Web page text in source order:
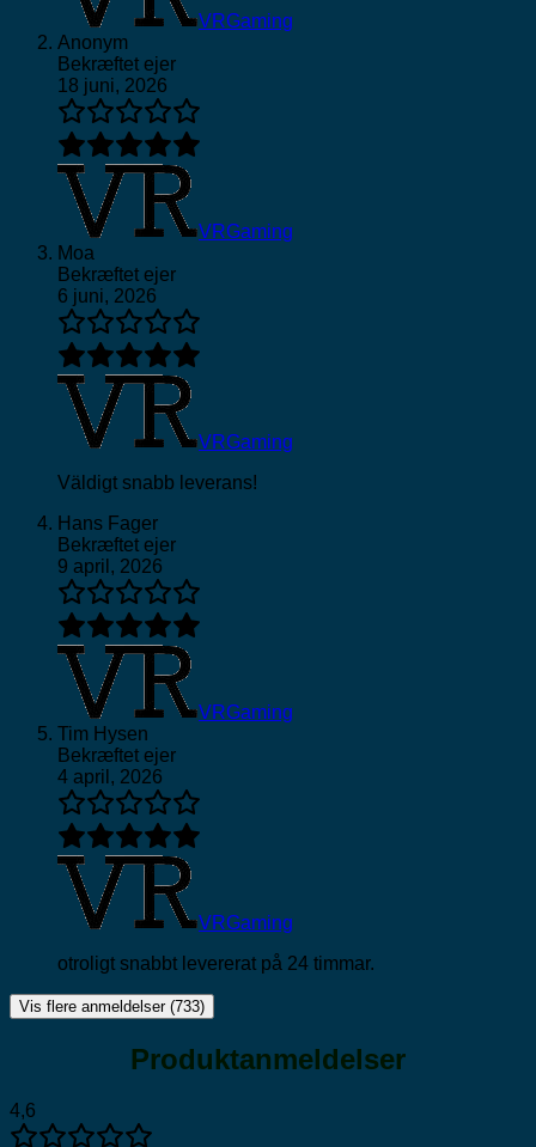
VRGaming
Anonym
Bekræftet ejer
18 juni, 2026
VRGaming
Moa
Bekræftet ejer
6 juni, 2026
VRGaming
Väldigt snabb leverans!
Hans Fager
Bekræftet ejer
9 april, 2026
VRGaming
Tim Hysen
Bekræftet ejer
4 april, 2026
VRGaming
otroligt snabbt levererat på 24 timmar.
Vis flere anmeldelser (733)
Produktanmeldelser
4,6